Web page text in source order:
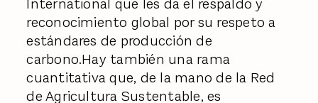
reconocimiento global por su respeto a
estándares de producción de
carbono.Hay también una rama
cuantitativa que, de la mano de la Red
de Agricultura Sustentable, es